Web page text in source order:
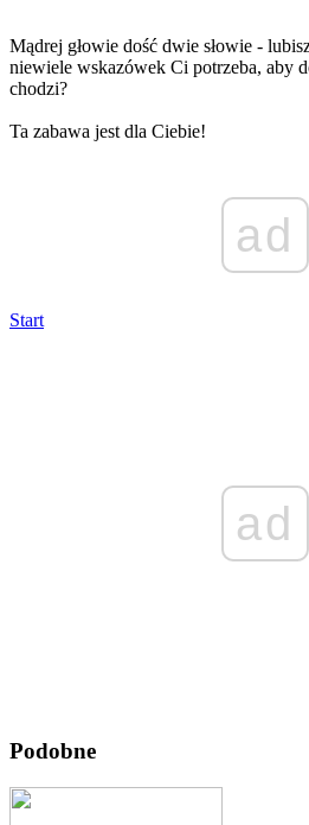
Mądrej głowie dość dwie słowie -
niewiele wskazówek Ci potrzeba, aby
chodzi?
Ta zabawa jest dla Ciebie!
ad
Start
ad
Podobne